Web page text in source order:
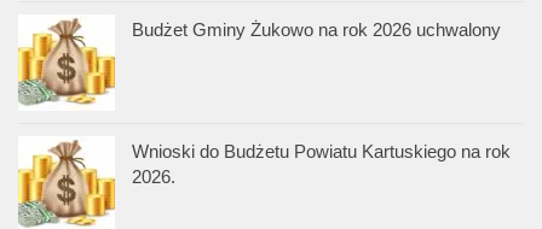
Budżet Gminy Żukowo na rok 2026 uchwalony
Wnioski do Budżetu Powiatu Kartuskiego na rok
2026.